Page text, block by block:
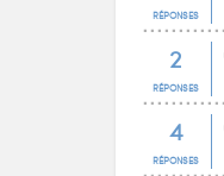
RÉPONSES
2
RÉPONSES
4
RÉPONSES